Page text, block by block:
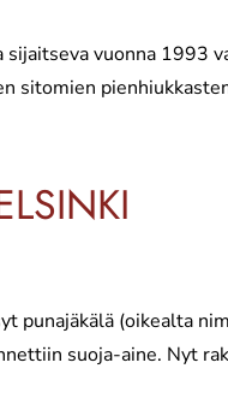
vuonna
sitomien
(oikealta
suoja-aine. Nyt